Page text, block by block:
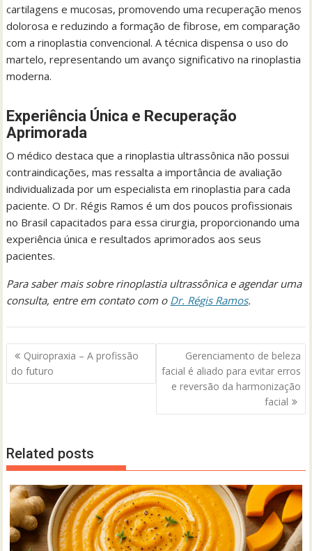
cartilagens e mucosas, promovendo uma recuperação menos
dolorosa e reduzindo a formação de fibrose, em comparação
com a rinoplastia convencional. A técnica dispensa o uso do
martelo, representando um avanço significativo na rinoplastia
moderna.
Experiência Única e Recuperação
Aprimorada
O médico destaca que a rinoplastia ultrassônica não possui
contraindicações, mas ressalta a importância de avaliação
individualizada por um especialista em rinoplastia para cada
paciente. O Dr. Régis Ramos é um dos poucos profissionais
no Brasil capacitados para essa cirurgia, proporcionando uma
experiência única e resultados aprimorados aos seus
pacientes.
Para saber mais sobre rinoplastia ultrassônica e agendar uma
consulta, entre em contato com o Dr. Régis Ramos.
Navegação
de
Post
Quiropraxia – A profissão
do futuro
Gerenciamento de beleza
facial é aliado para evitar erros
e reversão da harmonização
facial
Related posts